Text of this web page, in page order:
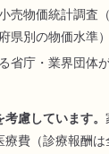
売物価統計調査
県別の物価水準）
省庁・業界団体
慮しています。
療費（診療報酬